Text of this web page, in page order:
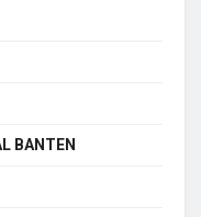
BANTEN